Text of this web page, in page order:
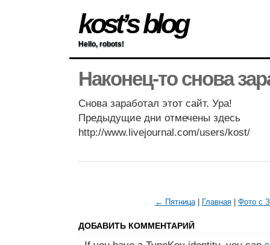
kost’s blog
Hello, robots!
Наконец-то снова
Снова заработал этот сайт. Ура!
Предыдущие дни отмечены здесь
http://www.livejournal.com/users/kost/
← Пятница| Главная| Фото с
ДОБАВИТЬ КОММЕНТАРИЙ